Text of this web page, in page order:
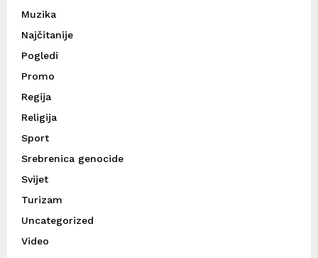
Muzika
Najčitanije
Pogledi
Promo
Regija
Religija
Sport
Srebrenica genocide
Svijet
Turizam
Uncategorized
Video